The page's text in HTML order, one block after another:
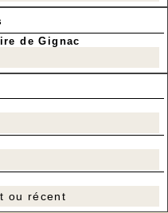
de Gignac
ou récent